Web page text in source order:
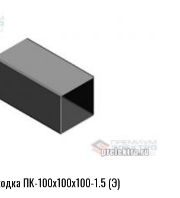
ПК-100х100х100-1.5 (Э)